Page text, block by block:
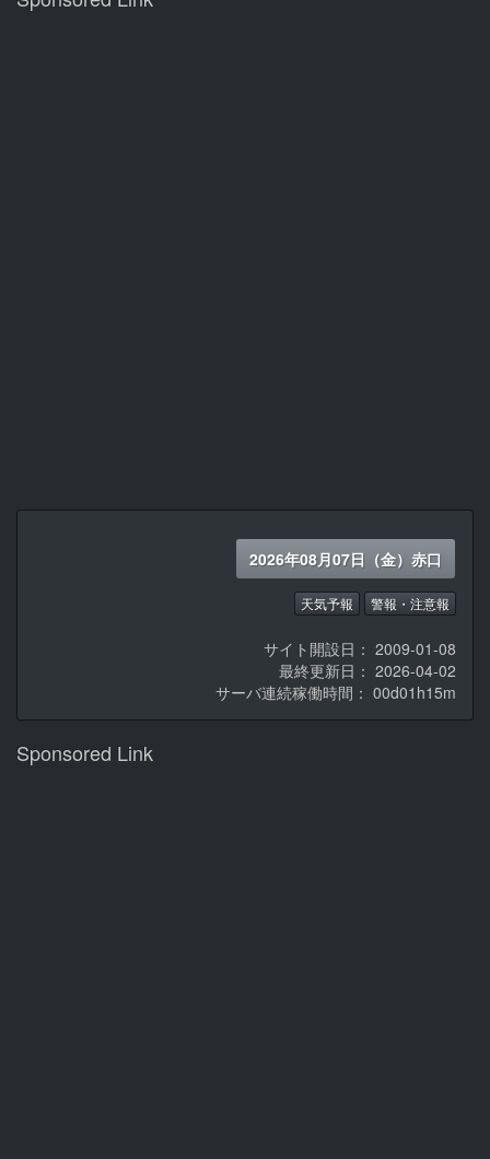
2026年08月07日（金）赤口
天気予報 警報・注意報
サイト開設日： 2009-01-08
最終更新日： 2026-04-02
サーバ連続稼働時間： 00d01h15m
Sponsored Link